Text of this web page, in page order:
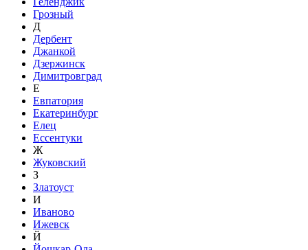
Грозный
Д
Дербент
Джанкой
Дзержинск
Димитровград
Е
Евпатория
Екатеринбург
Елец
Ессентуки
Ж
Жуковский
З
Златоуст
И
Иваново
Ижевск
Й